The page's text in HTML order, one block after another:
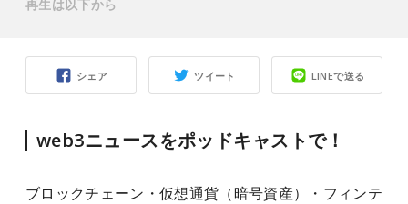
シェア ツイート LINEで送る
web3ニュースをポッドキャストで！
ブロックチェーン・仮想通貨（暗号資産）・フィンテ
再生は以下から